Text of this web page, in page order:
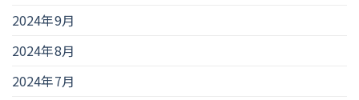
2024年9月
2024年8月
2024年7月